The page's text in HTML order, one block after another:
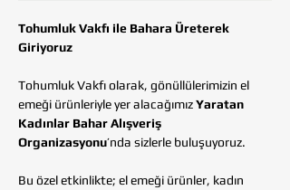
Tohumluk Vakfı ile Bahara Üreterek
Giriyoruz
Tohumluk Vakfı olarak, gönüllülerimizin el
emeği ürünleriyle yer alacağımız Yaratan
Kadınlar Bahar Alışveriş
Organizasyonu’nda sizlerle buluşuyoruz.
Bu özel etkinlikte; el emeği ürünler, kadın